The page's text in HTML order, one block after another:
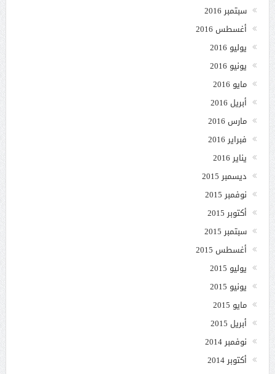
سبتمبر 2016
أغسطس 2016
يوليو 2016
يونيو 2016
مايو 2016
أبريل 2016
مارس 2016
فبراير 2016
يناير 2016
ديسمبر 2015
نوفمبر 2015
أكتوبر 2015
سبتمبر 2015
أغسطس 2015
يوليو 2015
يونيو 2015
مايو 2015
أبريل 2015
نوفمبر 2014
أكتوبر 2014